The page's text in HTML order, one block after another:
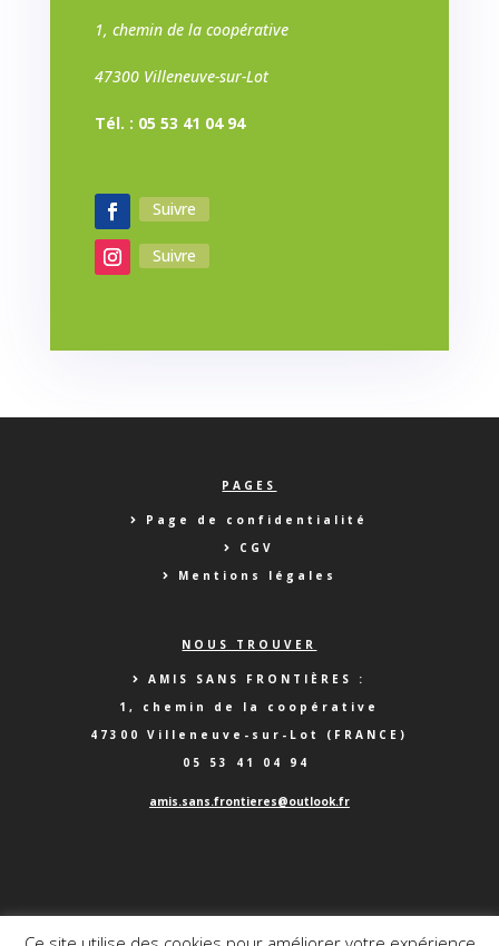
1, chemin de la coopérative
47300 Villeneuve-sur-Lot
Tél. : 05 53 41 04 94
Suivre
Suivre
PAGES
Page de confidentialité
CGV
Mentions légales
NOUS TROUVER
AMIS SANS FRONTIÈRES :
1, chemin de la coopérative
47300 Villeneuve-sur-Lot (FRANCE)
05 53 41 04 94
amis.sans.frontieres@outlook.fr